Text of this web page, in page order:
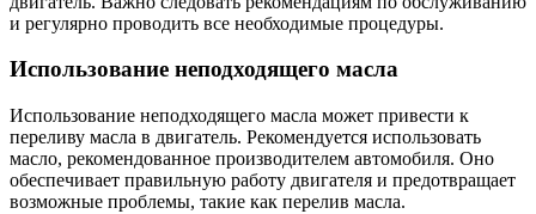
и регулярно проводить все необходимые процедуры.
Использование неподходящего масла
Использование неподходящего масла может привести к
переливу масла в двигатель. Рекомендуется использовать
масло, рекомендованное производителем автомобиля. Оно
обеспечивает правильную работу двигателя и предотвращает
возможные проблемы, такие как перелив масла.